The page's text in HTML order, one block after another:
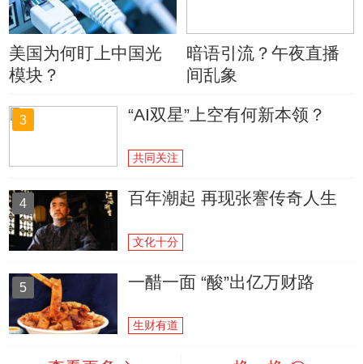
美国为何盯上中国光
模块？
暗语引流？午夜直播
间乱象
3 “AI双星”上空有何新本领？
共同关注
4 百年潮起 再现张謇传奇人生
文化十分
5 一醋一面 “酸”出亿万财路
生财有道